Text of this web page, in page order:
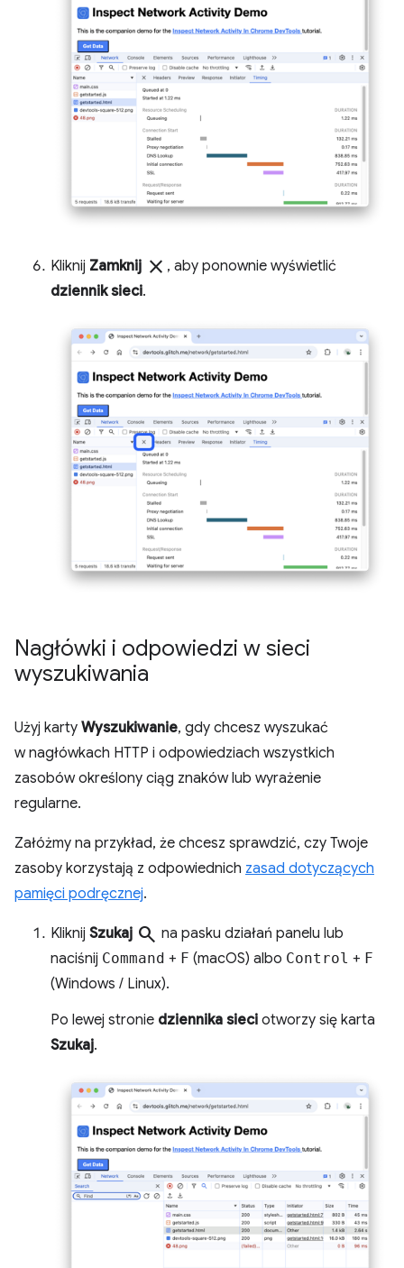
Kliknij Zamknij close , aby ponownie wyświetlić
dziennik sieci.
Nagłówki i odpowiedzi w sieci
wyszukiwania
Użyj karty Wyszukiwanie, gdy chcesz wyszukać
w nagłówkach HTTP i odpowiedziach wszystkich
zasobów określony ciąg znaków lub wyrażenie
regularne.
Załóżmy na przykład, że chcesz sprawdzić, czy Twoje
zasoby korzystają z odpowiednich zasad dotyczących
pamięci podręcznej.
Kliknij Szukaj search na pasku działań panelu lub
naciśnij Command + F (macOS) albo Control + F
(Windows / Linux).
Po lewej stronie dziennika sieci otworzy się karta
Szukaj.